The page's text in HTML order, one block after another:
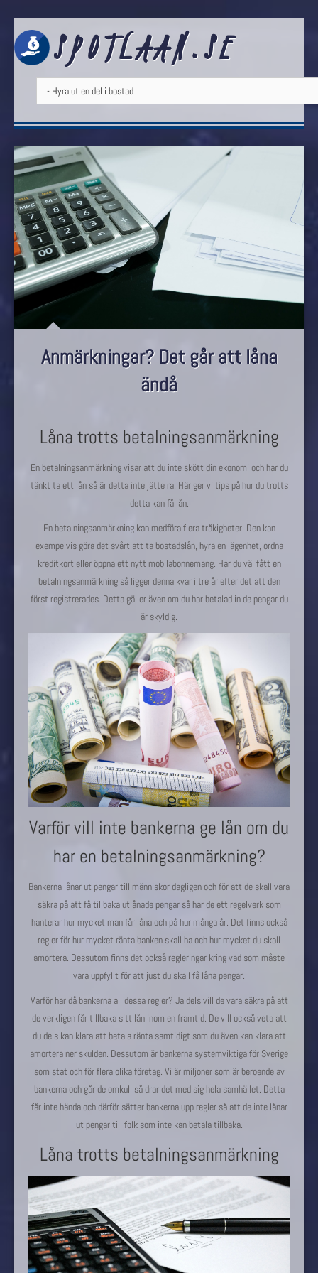
SPOTLAAN.SE
Anmärkningar? Det går att låna
ändå
Låna trotts betalningsanmärkning
En betalningsanmärkning visar att du inte skött din ekonomi och har du
tänkt ta ett lån så är detta inte jätte ra. Här ger vi tips på hur du trotts
detta kan få lån.
En betalningsanmärkning kan medföra flera tråkigheter. Den kan
exempelvis göra det svårt att ta bostadslån, hyra en lägenhet, ordna
kreditkort eller öppna ett nytt mobilabonnemang. Har du väl fått en
betalningsanmärkning så ligger denna kvar i tre år efter det att den
först registrerades. Detta gäller även om du har betalad in de pengar du
är skyldig.
Varför vill inte bankerna ge lån om du
har en betalningsanmärkning?
Bankerna lånar ut pengar till människor dagligen och för att de skall vara
säkra på att få tillbaka utlånade pengar så har de ett regelverk som
hanterar hur mycket man får låna och på hur många år. Det finns också
regler för hur mycket ränta banken skall ha och hur mycket du skall
amortera. Dessutom finns det också regleringar kring vad som måste
vara uppfyllt för att just du skall få låna pengar.
Varför har då bankerna all dessa regler? Ja dels vill de vara säkra på att
de verkligen får tillbaka sitt lån inom en framtid. De vill också veta att
du dels kan klara att betala ränta samtidigt som du även kan klara att
amortera ner skulden. Dessutom är bankerna systemviktiga för Sverige
som stat och för flera olika företag. Vi är miljoner som är beroende av
bankerna och går de omkull så drar det med sig hela samhället. Detta
får inte hända och därför sätter bankerna upp regler så att de inte lånar
ut pengar till folk som inte kan betala tillbaka.
Låna trotts betalningsanmärkning